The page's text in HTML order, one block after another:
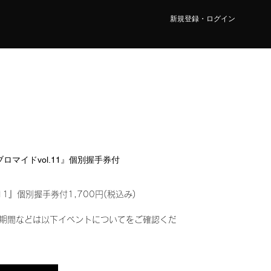
新規登録・ログイン
マイドvol.11』個別握手券付
』個別握手券付1,700円(税込み)
間などは以下イベントについてをご確認くだ